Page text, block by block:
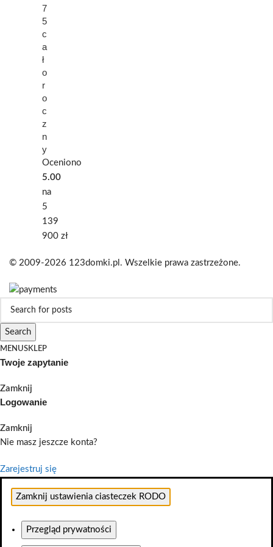
7
5
c
a
ł
o
r
o
c
z
n
y
Oceniono
5.00
na
5
139
900 zł
© 2009-2026 123domki.pl. Wszelkie prawa zastrzeżone.
Search
MENUSKLEP
Twoje zapytanie
Zamknij
Logowanie
Zamknij
Nie masz jeszcze konta?
Zarejestruj się
Zamknij ustawienia ciasteczek RODO
Przegląd prywatności